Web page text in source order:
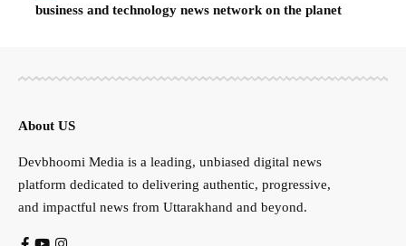
business and technology news network on the planet
About US
Devbhoomi Media is a leading, unbiased digital news
platform dedicated to delivering authentic, progressive,
and impactful news from Uttarakhand and beyond.